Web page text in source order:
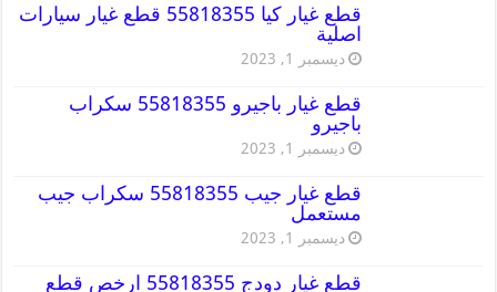
قطع غيار كيا 55818355 قطع غيار سيارات
اصلية
ديسمبر 1, 2023
قطع غيار باجيرو 55818355 سكراب
باجيرو
ديسمبر 1, 2023
قطع غيار جيب 55818355 سكراب جيب
مستعمل
ديسمبر 1, 2023
قطع غيار دودج 55818355 ارخص قطع